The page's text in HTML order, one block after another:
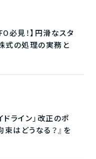
必見！】円滑なスタ
式の処理の実務と
ライン」改正のポ
はどうなる？』を